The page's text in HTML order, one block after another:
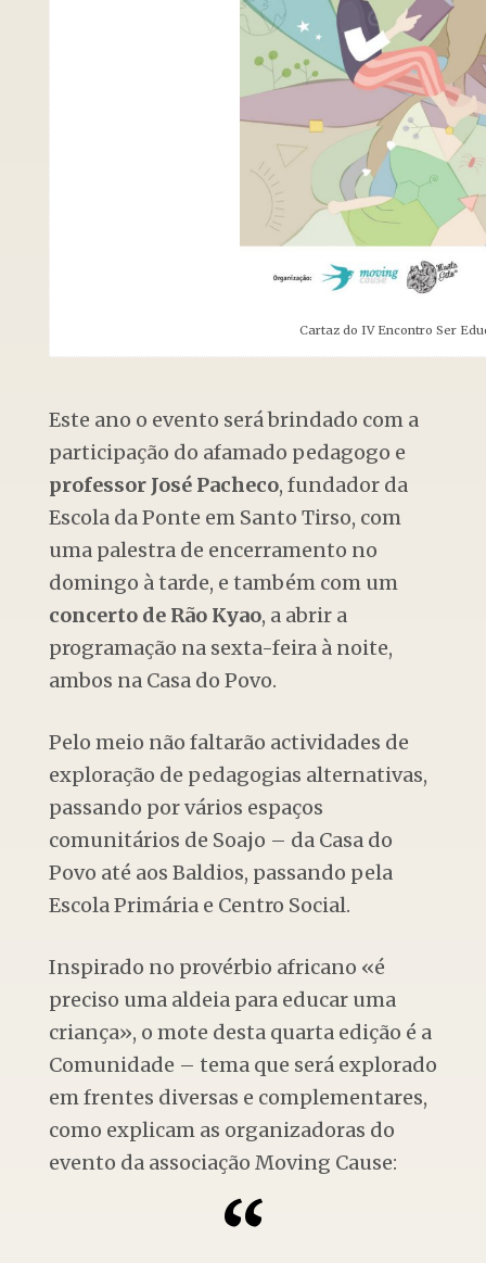
Cartaz do IV Encontro Ser
Este ano o evento será brindado com a
participação do afamado pedagogo e
professor José Pacheco, fundador da
Escola da Ponte em Santo Tirso, com
uma palestra de encerramento no
domingo à tarde, e também com um
concerto de Rão Kyao, a abrir a
programação na sexta-feira à noite,
ambos na Casa do Povo.
Pelo meio não faltarão actividades de
exploração de pedagogias alternativas,
passando por vários espaços
comunitários de Soajo – da Casa do
Povo até aos Baldios, passando pela
Escola Primária e Centro Social.
Inspirado no provérbio africano «é
preciso uma aldeia para educar uma
criança», o mote desta quarta edição é a
Comunidade – tema que será explorado
em frentes diversas e complementares,
como explicam as organizadoras do
evento da associação Moving Cause: